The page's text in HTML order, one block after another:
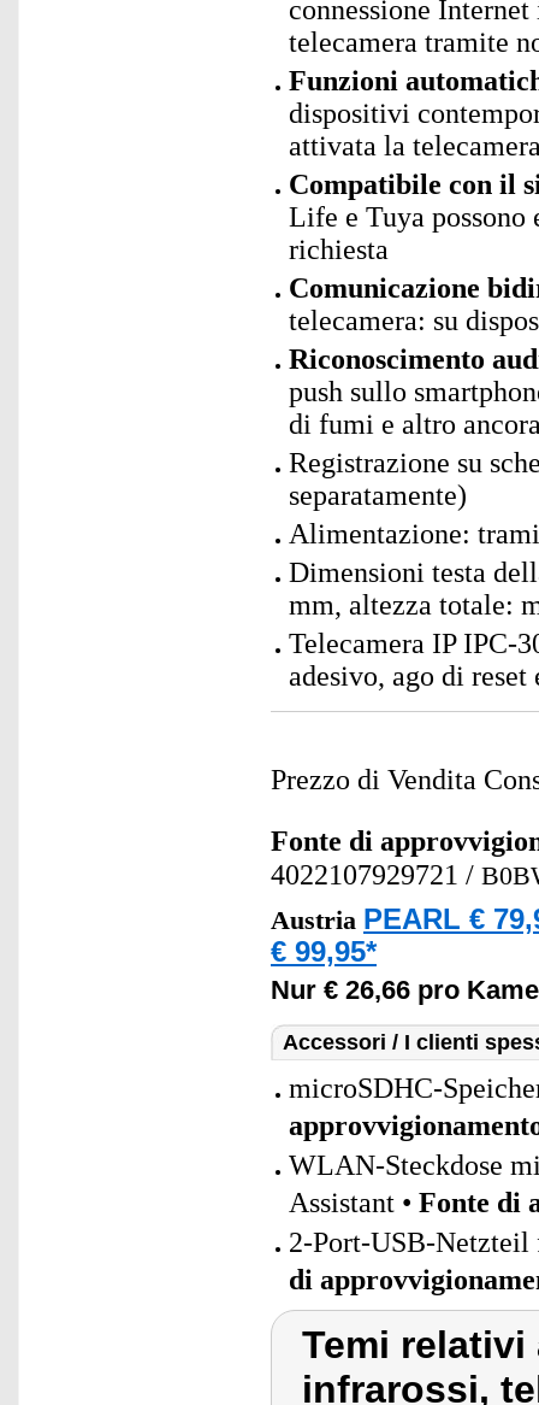
connessione
telecamera tramite
Funzioni
dispositivi
attivata la
Compatibile con il
Life e Tuya possono
richiesta
Comunicazione
telecamera: su
Riconoscimento
push sullo
di fumi e altro
Registrazione su
separatamente)
Alimentazione:
Dimensioni testa
mm, altezza totale:
Telecamera IP IPC-
adesivo, ago di
Prezzo di Vendita
Fonte di
4022107929721 /
Austria PEARL €
€ 99,95*
Nur € 26,66 pro
Accessori / I clienti
microSDHC-
WLAN-Steckdose
Assistant • Fonte di
2-Port-USB-
di
Temi relativi
infrarossi,